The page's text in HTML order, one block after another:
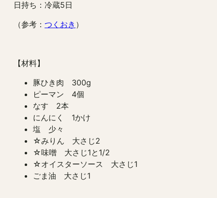
日持ち：冷蔵5日
（参考： つくおき ）
【材料】
豚ひき肉 300g
ピーマン 4個
なす 2本
にんにく 1かけ
塩 少々
☆みりん 大さじ2
☆味噌 大さじ1と1/2
☆オイスターソース 大さじ1
ごま油 大さじ1